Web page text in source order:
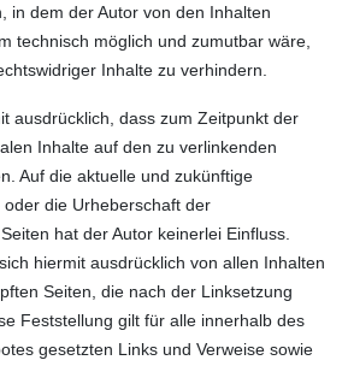
in dem der Autor von den Inhalten
technisch möglich und zumutbar wäre,
Inhalte zu verhindern.
ausdrücklich, dass zum Zeitpunkt der
Inhalte auf den zu verlinkenden
Auf die aktuelle und zukünftige
die Urheberschaft der
hat der Autor keinerlei Einfluss.
hiermit ausdrücklich von allen Inhalten
Seiten, die nach der Linksetzung
Feststellung gilt für alle innerhalb des
gesetzten Links und Verweise sowie